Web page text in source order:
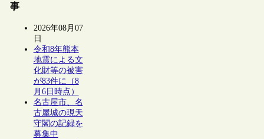
事
2026年08月07
日
令和8年熊本
地震による文
化財等の被害
が83件に（8
月6日時点）
名古屋市、名
古屋城の現天
守閣の記録を
募集中